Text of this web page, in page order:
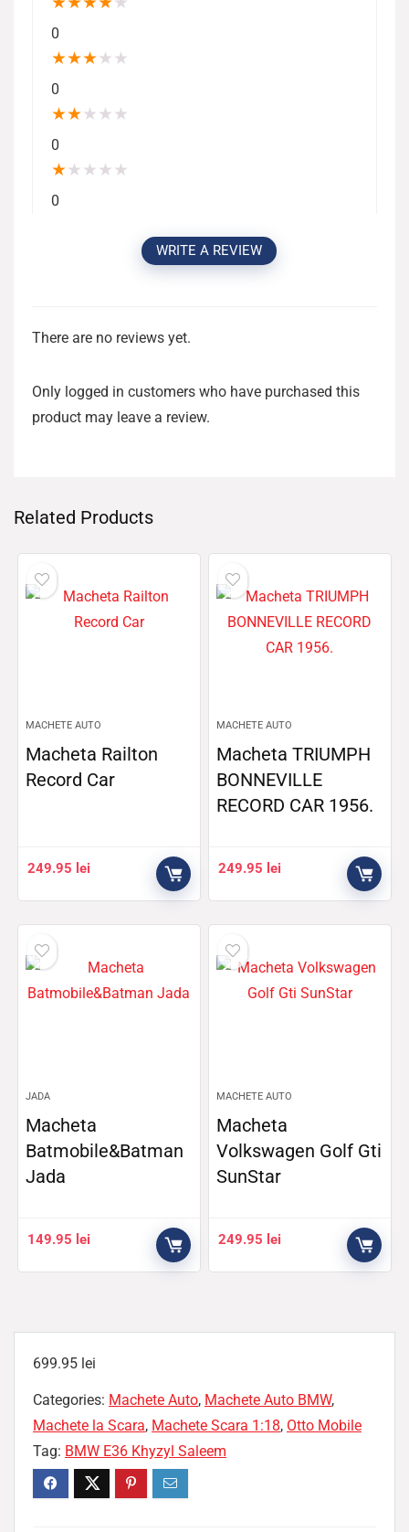
0
★★★★ ★
0
★★★ ★ ★
0
★★ ★ ★ ★
0
WRITE A REVIEW
There are no reviews yet.
Only logged in customers who have purchased this
product may leave a review.
Related Products
MACHETE AUTO
Macheta Railton
Record Car
249.95 lei
MACHETE AUTO
Macheta TRIUMPH
BONNEVILLE
RECORD CAR 1956.
249.95 lei
JADA
Macheta
Batmobile&Batman
Jada
149.95 lei
MACHETE AUTO
Macheta
Volkswagen Golf Gti
SunStar
249.95 lei
699.95 lei
Categories: Machete Auto, Machete Auto BMW,
Machete la Scara, Machete Scara 1:18, Otto Mobile
Tag: BMW E36 Khyzyl Saleem